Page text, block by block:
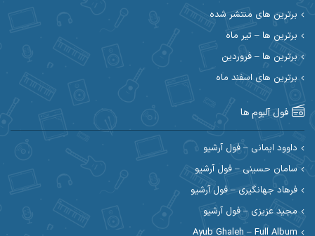
احسان حیدری احسان دریادل
احسان رمضانی احسان علیانی
احسان کریمی احسان کمری
احسان مرادیان احمد اسلامی
احمد بیرانوند
احمد صحراییان
احمد نازدار احمد نوریان
برترین های منتشر شده
برترین ها – تیر ماه
برترین ها – فروردین
برترین های اسفند ماه
فول آلبوم ها
داوود ایمانی – فول آرشیو
سامان حسینی – فول آرشیو
فرهاد جهانگیری – فول آرشیو
مجید عزیزی – فول آرشیو
Ayub Ghaleh – Full Album